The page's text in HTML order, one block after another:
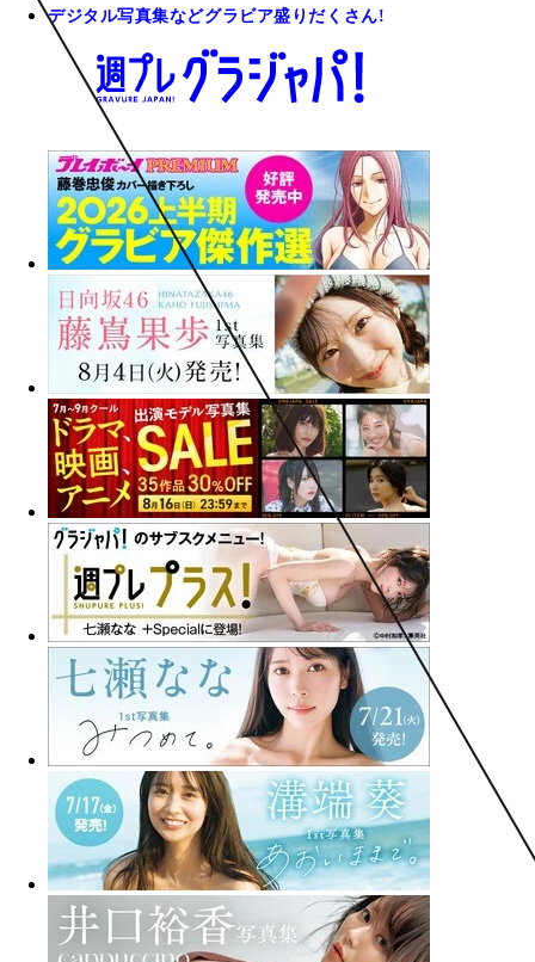
デジタル写真集などグラビア盛りだくさん!